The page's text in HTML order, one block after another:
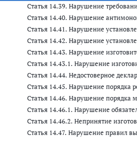
Статья 14.39. Нарушение
Статья 14.40. Нарушение
Статья 14.41. Нарушение
Статья 14.42. Нарушение
Статья 14.43. Нарушение
Статья 14.43.1. Нарушение
Статья 14.44. Недостоверное
Статья 14.45. Нарушение порядка
Статья 14.46. Нарушение порядка
Статья 14.46.1. Нарушение
Статья 14.46.2. Непринятие
Статья 14.47. Нарушение правил